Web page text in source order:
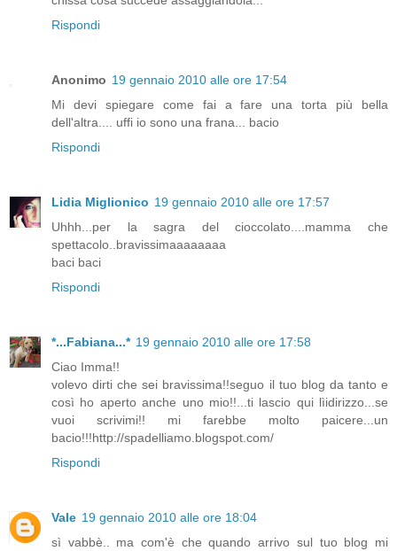
Rispondi
Anonimo 19 gennaio 2010 alle ore 17:54
Mi devi spiegare come fai a fare una torta più bella
dell'altra.... uffi io sono una frana... bacio
Rispondi
Lidia Miglionico 19 gennaio 2010 alle ore 17:57
Uhhh...per la sagra del cioccolato....mamma che
spettacolo..bravissimaaaaaaaa
baci baci
Rispondi
*...Fabiana...* 19 gennaio 2010 alle ore 17:58
Ciao Imma!!
volevo dirti che sei bravissima!!seguo il tuo blog da tanto e
così ho aperto anche uno mio!!...ti lascio qui lìidirizzo...se
vuoi scrivimi!! mi farebbe molto paicere...un
bacio!!!http://spadelliamo.blogspot.com/
Rispondi
Vale 19 gennaio 2010 alle ore 18:04
sì vabbè.. ma com'è che quando arrivo sul tuo blog mi